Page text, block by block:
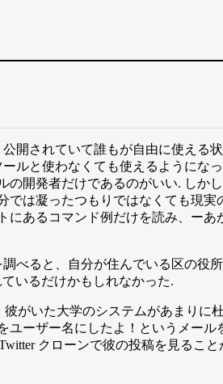
開されていて誰もが自由に使える
ルと使わなくても使えるようにな
開発者だけであるのがいい. しか
は凝ったつもりではなくても現
あるコマンド例だけを読み、ー
べると、自分が住んでいる区の役
いるだけかもしれなかった.
がいた大学のシステムがあまりに
ーザー名にしたよ！というメー
クローンで彼の投稿を見るこ